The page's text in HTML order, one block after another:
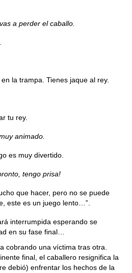
a perder el caballo.
la trampa. Tienes jaque al rey.
tu rey.
animado.
es muy divertido.
tengo prisa!
que hacer, pero no se puede
este es un juego lento…”.
interrumpida esperando se
en su fase final…
cobrando una víctima tras otra.
final, el caballero resignifica la
debió) enfrentar los hechos de la